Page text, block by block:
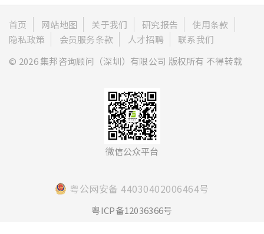
首页 网站地图 关于我们 研究报告
使用条款
隐私政策
会员服务条款 人才招聘
联系我们
© 2026 集邦咨询顾问（深圳）有限公司 版权所有 不得转载
微信公众平台
粤公网安备 44030402006464号
粤ICP备12036366号